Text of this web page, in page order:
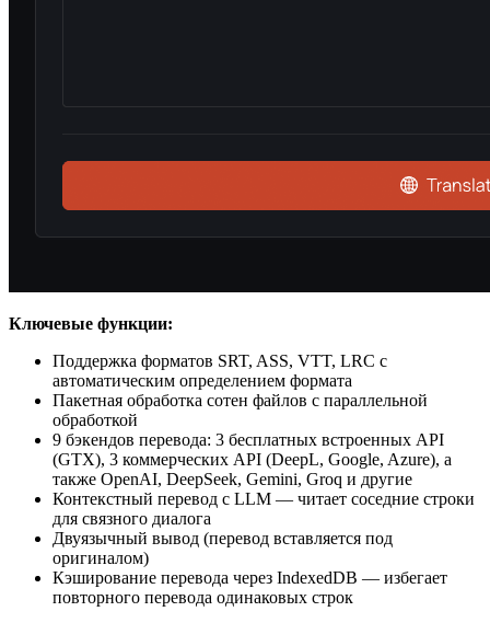
Ключевые функции:
Поддержка форматов SRT, ASS, VTT, LRC с
автоматическим определением формата
Пакетная обработка сотен файлов с параллельной
обработкой
9 бэкендов перевода: 3 бесплатных встроенных API
(GTX), 3 коммерческих API (DeepL, Google, Azure), а
также OpenAI, DeepSeek, Gemini, Groq и другие
Контекстный перевод с LLM — читает соседние строки
для связного диалога
Двуязычный вывод (перевод вставляется под
оригиналом)
Кэширование перевода через IndexedDB — избегает
повторного перевода одинаковых строк